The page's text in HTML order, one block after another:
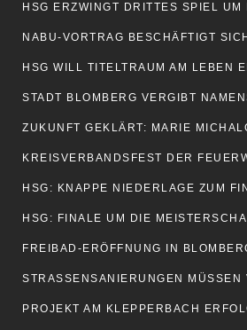
HSG WILL TITELTRAUM AM LEBEN
HSG: KNAPPE NIEDERLAGE ZUM